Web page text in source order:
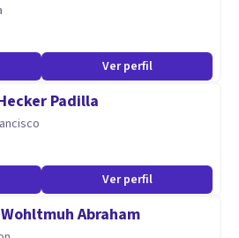
Ver perfil
Padilla
Ver perfil
Abraham